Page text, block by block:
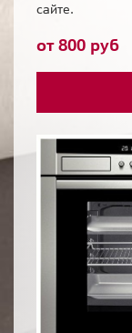
сайте.
от 800 руб